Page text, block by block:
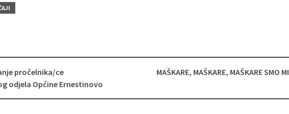
pročelnika/ce
odjela Općine Ernestinovo
MAŠKARE, MAŠKARE, MAŠKARE SMO MI